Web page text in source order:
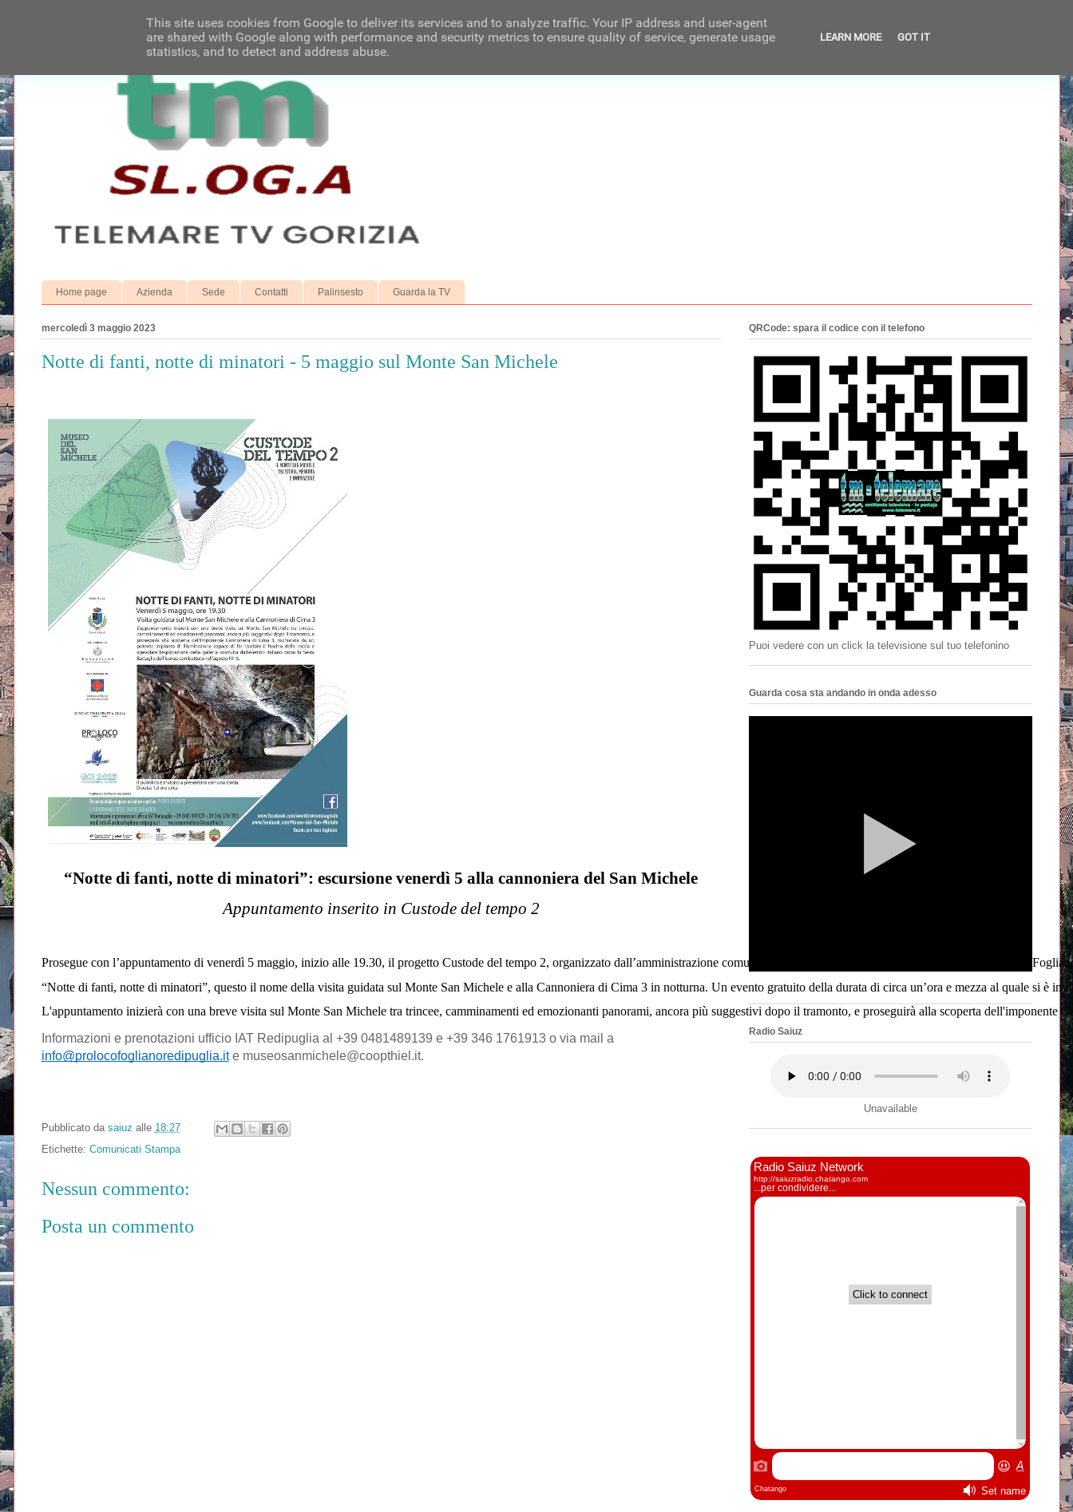
Home page Azienda Sede Contatti Palinsesto Guarda la TV
mercoledì 3 maggio 2023
Notte di fanti, notte di minatori - 5 maggio sul Monte San Michele
“Notte di fanti, notte di minatori”: escursione venerdì 5 alla cannoniera del San Michele
Appuntamento inserito in Custode del tempo 2
Prosegue con l’appuntamento di venerdì 5 maggio, inizio alle 19.30, il progetto Custode del tempo 2, organizzato dall’amministrazione comunale di Sagrado con il supporto logistico della Pro Loco
“Notte di fanti, notte di minatori”, questo il nome della visita guidata sul Monte San Michele e alla Cannoniera di Cima 3 in notturna. Un evento gratuito della durata di circa un’ora e mezza al quale si è
L'appuntamento inizierà con una breve visita sul Monte San Michele tra trincee, camminamenti ed emozionanti panorami, ancora più suggestivi dopo il tramonto, e proseguirà alla scoperta
info@prolocofoglianoredipuglia.it e museosanmichele@coopthiel.it.
Pubblicato da saiuz alle 18:27
Etichette: Comunicati Stampa
Nessun commento:
Posta un commento
QRCode: spara il codice con il telefono
Puoi vedere con un click la televisione sul tuo telefonino
Guarda cosa sta andando in onda adesso
Radio Saiuz
Unavailable
This site uses cookies from Google to deliver its services and to analyze traffic. Your IP address and user-agent
are shared with Google along with performance and security metrics to ensure quality of service, generate usage
statistics, and to detect and address abuse.
LEARN MORE GOT IT